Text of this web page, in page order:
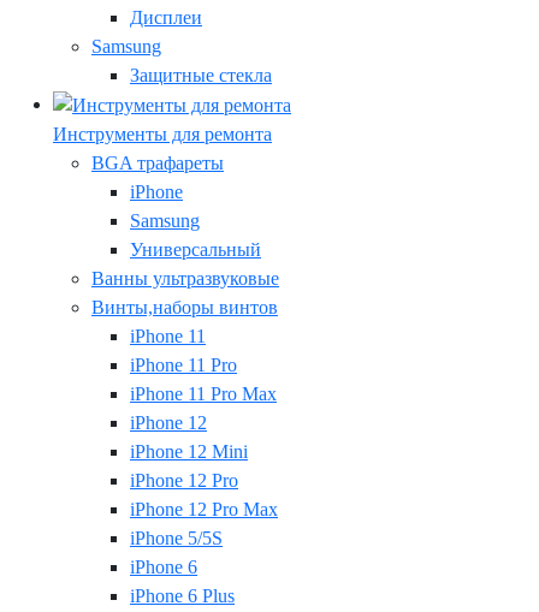
Дисплеи
Samsung
Защитные стекла
Инструменты для ремонта
BGA трафареты
iPhone
Samsung
Универсальный
Ванны ультразвуковые
Винты,наборы винтов
iPhone 11
iPhone 11 Pro
iPhone 11 Pro Max
iPhone 12
iPhone 12 Mini
iPhone 12 Pro
iPhone 12 Pro Max
iPhone 5/5S
iPhone 6
iPhone 6 Plus